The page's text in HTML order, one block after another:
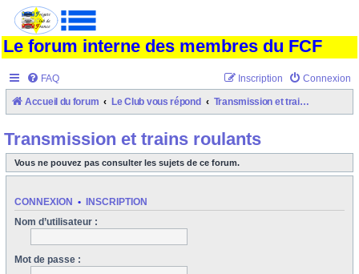
Le forum interne des membres du FCF
FAQ Connexion
Inscription
Accueil du forum Le Club vous répond Transmission et trains roulants
Transmission et trains roulants
Vous ne pouvez pas consulter les sujets de ce forum.
CONNEXION • INSCRIPTION
Nom d’utilisateur :
Mot de passe :